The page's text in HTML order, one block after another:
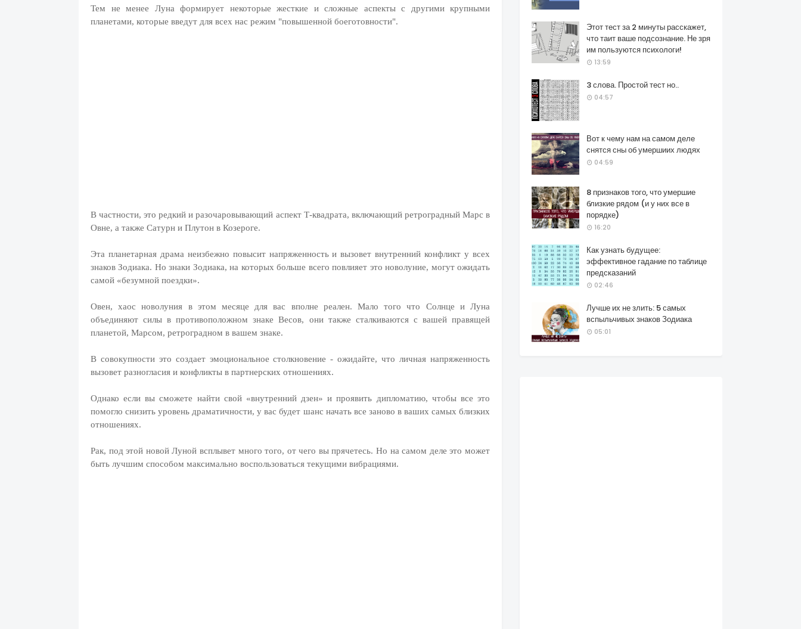
Тем не менее Луна формирует некоторые жесткие и сложные аспекты с другими крупными
планетами, которые введут для всех нас режим "повышенной боеготовности".
В частности, это редкий и разочаровывающий аспект Т-квадрата, включающий ретроградный Марс в
Овне, а также Сатурн и Плутон в Козероге.
Эта планетарная драма неизбежно повысит напряженность и вызовет внутренний конфликт у всех
знаков Зодиака. Но знаки Зодиака, на которых больше всего повлияет это новолуние, могут ожидать
самой «безумной поездки».
Овен, хаос новолуния в этом месяце для вас вполне реален. Мало того что Солнце и Луна
объединяют силы в противоположном знаке Весов, они также сталкиваются с вашей правящей
планетой, Марсом, ретроградном в вашем знаке.
В совокупности это создает эмоциональное столкновение - ожидайте, что личная напряженность
вызовет разногласия и конфликты в партнерских отношениях.
Однако если вы сможете найти свой «внутренний дзен» и проявить дипломатию, чтобы все это
помогло снизить уровень драматичности, у вас будет шанс начать все заново в ваших самых близких
отношениях.
Рак, под этой новой Луной всплывет много того, от чего вы прячетесь. Но на самом деле это может
быть лучшим способом максимально воспользоваться текущими вибрациями.
Этот тест за 2 минуты расскажет,
что таит ваше подсознание. Не зря
им пользуются психологи!
13:59
3 слова. Простой тест но..
04:57
Вот к чему нам на самом деле
снятся сны об умершиих людях
04:59
8 признаков того, что умершие
близкие рядом (и у них все в
порядке)
16:20
Как узнать будущее:
эффективное гадание по таблице
предсказаний
02:46
Лучше их не злить: 5 самых
вспыльчивых знаков Зодиака
05:01